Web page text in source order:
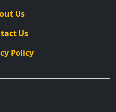
Us
Us
Policy